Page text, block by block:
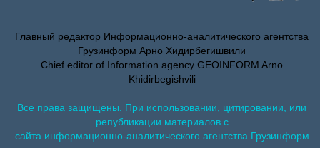
Главный редактор Информационно-аналитического агентства
Грузинформ Арно Хидирбегишвили
Chief editor of Information agency GEOINFORM Arno
Khidirbegishvili
Все права защищены. При использовании, цитировании, или
републикации материалов с
сайта информационно-аналитического агентства Грузинформ